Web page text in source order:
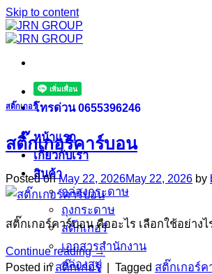
Skip to content
โทรด่วน 0655396246
หน้าแรก
เกี่ยวกับเรา
สินค้า
กล่องกระดาษ
ถุงกระดาษ
สติ๊กเกอร์
เอกสารสำนักงาน
กล่องสบู่
สติ๊กเกอร์
สติ๊กเกอร์คาร์บอน
Posted onMay 22, 2026May 22, 2026 by
สติ๊กเกอร์คาร์บอน คืออะไร เลือกใช้อย่าง
Continue reading→
Posted inสติ๊กเกอร์ | Tagged สติ๊กเกอร์ค